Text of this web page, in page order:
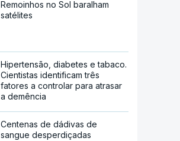
Remoinhos no Sol baralham
satélites
Hipertensão, diabetes e tabaco.
Cientistas identificam três
fatores a controlar para atrasar
a demência
Centenas de dádivas de
sangue desperdiçadas